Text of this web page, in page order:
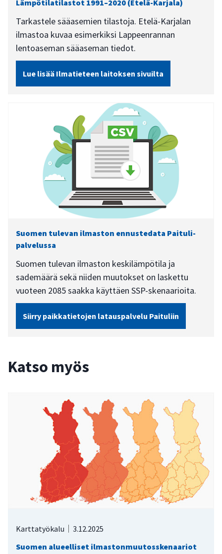
Lämpötilatilastot 1991–2020 (Etelä-Karjala)
Tarkastele sääasemien tilastoja. Etelä-Karjalan
ilmastoa kuvaa esimerkiksi Lappeenrannan
lentoaseman sääaseman tiedot.
Lue lisää Ilmatieteen laitoksen sivuilta
Suomen tulevan ilmaston ennustedata Paituli-
palvelussa
Suomen tulevan ilmaston keskilämpötila ja
sademäärä sekä niiden muutokset on laskettu
vuoteen 2085 saakka käyttäen SSP-skenaarioita.
Siirry paikkatietojen latauspalvelu Paituliin
Katso myös
Karttatyökalu
3.12.2025
Suomen alueelliset ilmastonmuutosskenaariot